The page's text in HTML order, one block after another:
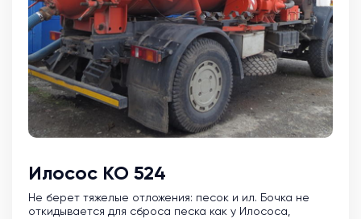
Илосос КО 524
Не берет тяжелые отложения: песок и ил. Бочка не
откидывается для сброса песка как у Илососа,